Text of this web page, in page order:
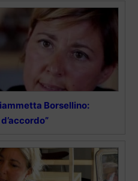
Borsellino: